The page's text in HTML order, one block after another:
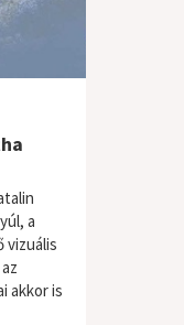
a
vizuális
akkor is